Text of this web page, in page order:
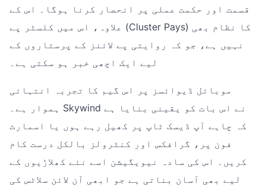
قسمت اور حکمت عملی پر انحصار کرنا ہوگا۔ اس کے
علاوہ، اس میں کلسٹر پے (Cluster Pays) کا نظام بھی
نہیں ہے، جو کہ روایتی پے لائنز کے پرستاروں کے
لیے ایک اچھی خبر ہو سکتی ہے۔
موبائل ڈیوائسز پر اس گیم کا تجربہ انتہائی
ہموار ہے۔ Skywind نے اس بات کو یقینی بنایا ہے
کہ چاہے آپ ڈیسک ٹاپ پر کھیل رہے ہوں یا اسمارٹ
فون پر، گرافکس اور کنٹرولز بالکل درست کام
کریں۔ اس کی سادہ نیویگیشن اسے نئے کھلاڑیوں کے
لیے بھی آسان بناتی ہے جو ابھی آن لائن سلاٹس کی